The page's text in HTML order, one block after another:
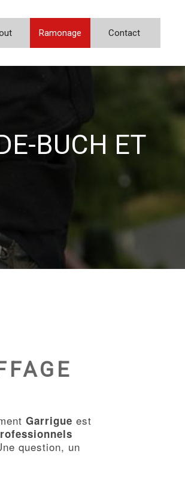
Ramonage Contact
BUCH ET
Garrigue est
question, un